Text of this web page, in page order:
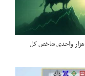
رشد ۱۱۲ هزار واحدی شاخص کل